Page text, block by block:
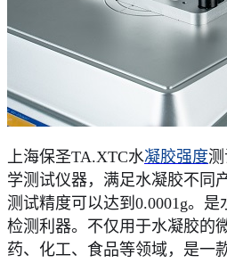
上海保圣TA.XTC水凝胶强度
学测试仪器，满足水凝胶不同
测试精度可以达到 0.0001g。
检测利器。不仅用于水凝胶的
药、化工、食品等领域，是一